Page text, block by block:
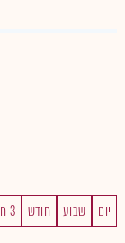
יום שבוע חודש 3 חוד'